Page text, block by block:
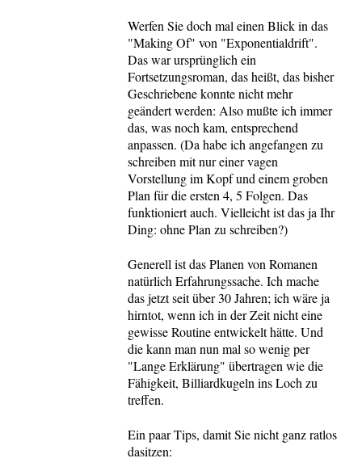
Werfen Sie doch mal einen Blick in das
"Making Of" von "Exponentialdrift".
Das war ursprünglich ein
Fortsetzungsroman, das heißt, das bisher
Geschriebene konnte nicht mehr
geändert werden: Also mußte ich immer
das, was noch kam, entsprechend
anpassen. (Da habe ich angefangen zu
schreiben mit nur einer vagen
Vorstellung im Kopf und einem groben
Plan für die ersten 4, 5 Folgen. Das
funktioniert auch. Vielleicht ist das ja Ihr
Ding: ohne Plan zu schreiben?)
Generell ist das Planen von Romanen
natürlich Erfahrungssache. Ich mache
das jetzt seit über 30 Jahren; ich wäre ja
hirntot, wenn ich in der Zeit nicht eine
gewisse Routine entwickelt hätte. Und
die kann man nun mal so wenig per
"Lange Erklärung" übertragen wie die
Fähigkeit, Billiardkugeln ins Loch zu
treffen.
Ein paar Tips, damit Sie nicht ganz ratlos
dasitzen: